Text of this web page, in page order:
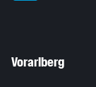
Vorarlberg